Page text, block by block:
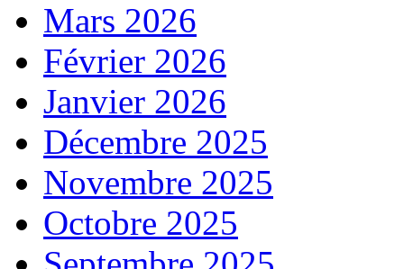
Mars 2026
Février 2026
Janvier 2026
Décembre 2025
Novembre 2025
Octobre 2025